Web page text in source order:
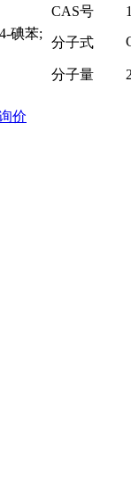
CAS号
碘苯;
分子式
分子量
价